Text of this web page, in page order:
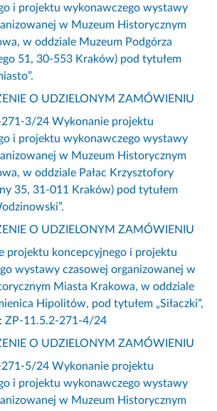
i projektu wykonawczego wystawy
w Muzeum Historycznym
w oddziale Muzeum Podgórza
51, 30-553 Kraków) pod tytułem
O UDZIELONYM ZAMÓWIENIU
3/24 Wykonanie projektu
i projektu wykonawczego wystawy
w Muzeum Historycznym
w oddziale Pałac Krzysztofory
35, 31-011 Kraków) pod tytułem
O UDZIELONYM ZAMÓWIENIU
projektu koncepcyjnego i projektu
wystawy czasowej organizowanej w
Miasta Krakowa, w oddziale
Hipolitów, pod tytułem „Siłaczki”,
ZP-11.5.2-271-4/24
O UDZIELONYM ZAMÓWIENIU
5/24 Wykonanie projektu
i projektu wykonawczego wystawy
w Muzeum Historycznym